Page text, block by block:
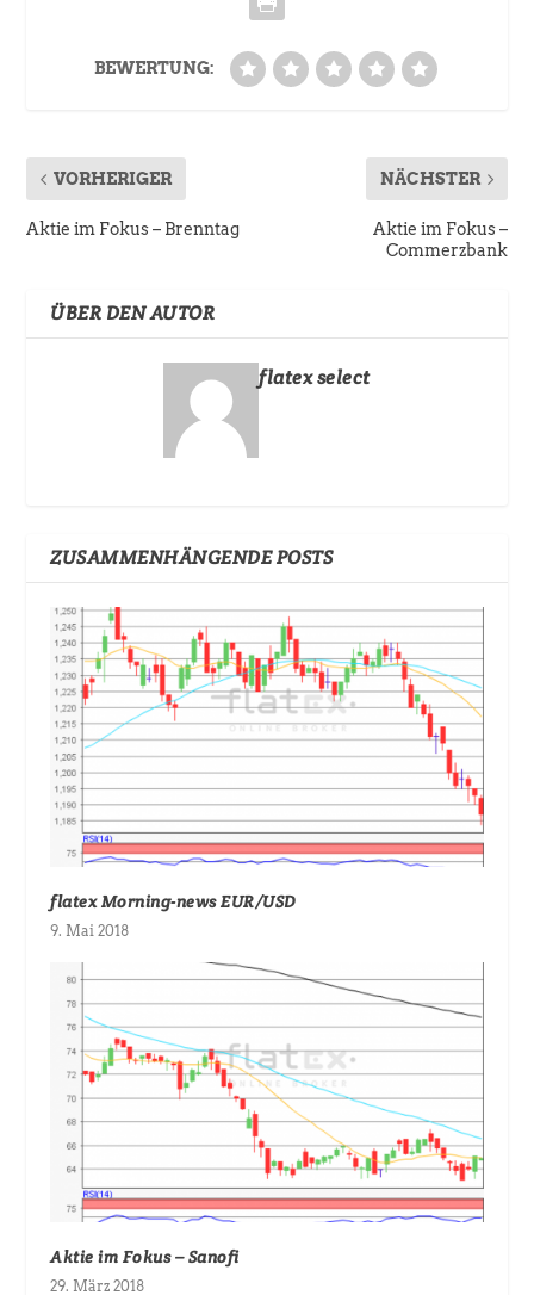
BEWERTUNG:
VORHERIGER
Aktie im Fokus – Brenntag
NÄCHSTER
Aktie im Fokus –
Commerzbank
ÜBER DEN AUTOR
flatex select
ZUSAMMENHÄNGENDE POSTS
flatex Morning-news EUR/USD
9. Mai 2018
Aktie im Fokus – Sanofi
29. März 2018